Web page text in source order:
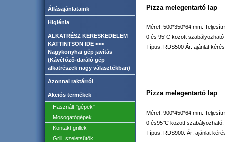
Állásajánlataink
Higiénia
ALKATRÉSZ KERESKEDELEM
KATTINTSON IDE <<<
Nagykonyhai gép javítás
(Kávéfőző-daráló gép
alkatrészek nagy választékban)
Azonnal raktárról
Akciós termékek
Használt "gépek"
Mosogatógépek
Kontakt grillek
Grill, szeletsütők
Pizza melegentartó lap
Méret: 500*350*64 mm.
0 és 95°C között
Típus: RDS500 Ár: ajánlat kérés
Pizza melegentartó lap
Méret: 900*450*64 mm.
0 és95°C között
Típus: RDS900. Ár: ajánlat